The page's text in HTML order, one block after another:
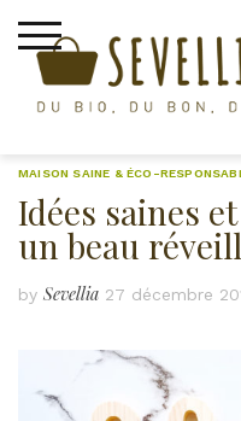
content
MAISON SAINE & ÉCO-
Idées saines
un beau
by Sevellia 27 décembre